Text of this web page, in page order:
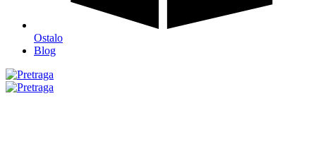
Ostalo
Blog